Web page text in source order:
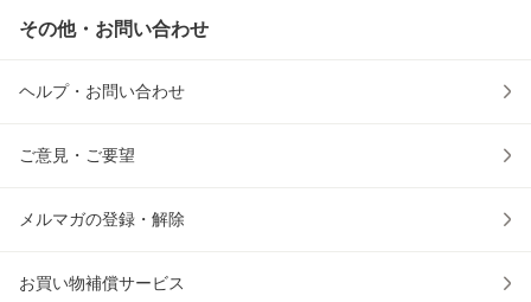
その他・お問い合わせ
ヘルプ・お問い合わせ
ご意見・ご要望
メルマガの登録・解除
お買い物補償サービス